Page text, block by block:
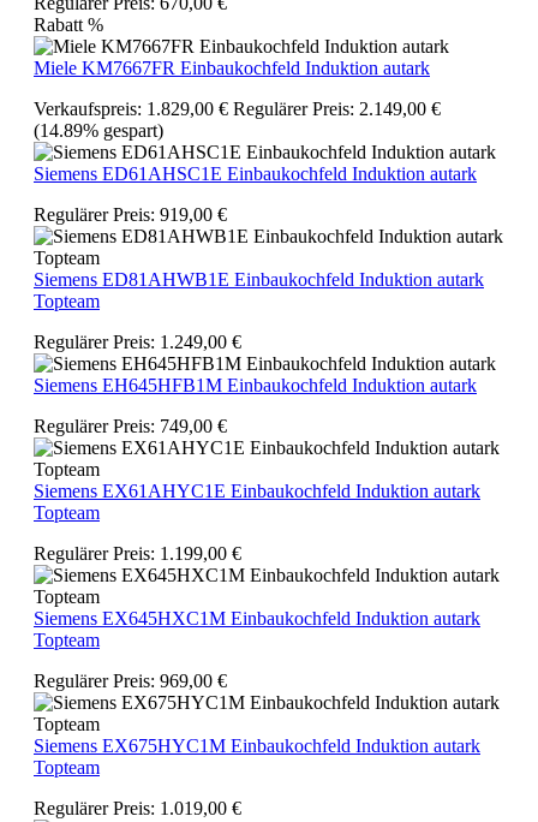
Rabatt %
Miele KM7667FR Einbaukochfeld Induktion autark
Verkaufspreis: 1.829,00 € Regulärer Preis: 2.149,00 €
(14.89% gespart)
Siemens ED61AHSC1E Einbaukochfeld Induktion autark
Regulärer Preis: 919,00 €
Siemens ED81AHWB1E Einbaukochfeld Induktion autark
Topteam
Regulärer Preis: 1.249,00 €
Siemens EH645HFB1M Einbaukochfeld Induktion autark
Regulärer Preis: 749,00 €
Siemens EX61AHYC1E Einbaukochfeld Induktion autark
Topteam
Regulärer Preis: 1.199,00 €
Siemens EX645HXC1M Einbaukochfeld Induktion autark
Topteam
Regulärer Preis: 969,00 €
Siemens EX675HYC1M Einbaukochfeld Induktion autark
Topteam
Regulärer Preis: 1.019,00 €